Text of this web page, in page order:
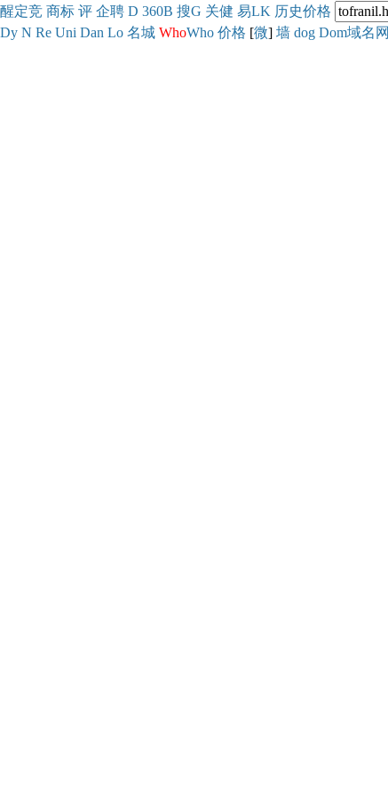
醒定竞 商标 评 企聘 D 360B 搜G 关健 易LK 历史价格
Dy N Re Uni Dan Lo 名城 WhoWho 价格 [微] 墙 dog Dom域名网